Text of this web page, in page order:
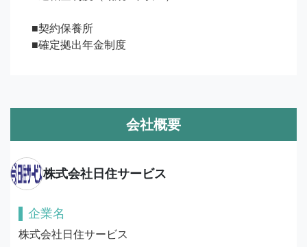
■契約保養所
■確定拠出年金制度
会社概要
株式会社日住サービス
企業名
株式会社日住サービス